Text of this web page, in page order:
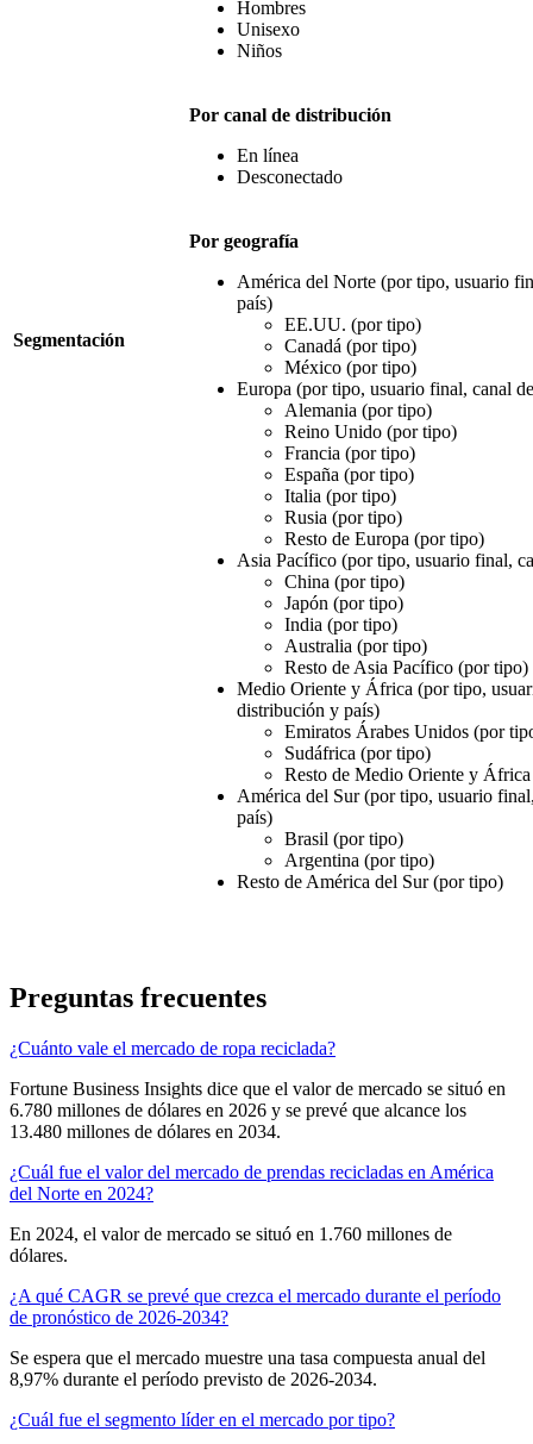
Segmentación
Hombres
Unisexo
Niños
Por canal de distribución
En línea
Desconectado
Por geografía
América del Norte (por tipo, usuario
país)
EE.UU. (por tipo)
Canadá (por tipo)
México (por tipo)
Europa (por tipo, usuario final, canal
Alemania (por tipo)
Reino Unido (por tipo)
Francia (por tipo)
España (por tipo)
Italia (por tipo)
Rusia (por tipo)
Resto de Europa (por tipo)
Asia Pacífico (por tipo, usuario final,
China (por tipo)
Japón (por tipo)
India (por tipo)
Australia (por tipo)
Resto de Asia Pacífico (por tipo)
Medio Oriente y África (por tipo,
distribución y país)
Emiratos Árabes Unidos (por
Sudáfrica (por tipo)
Resto de Medio Oriente y
América del Sur (por tipo, usuario
país)
Brasil (por tipo)
Argentina (por tipo)
Resto de América del Sur (por tipo)
Preguntas frecuentes
¿Cuánto vale el mercado de ropa reciclada?
Fortune Business Insights dice que el valor de mercado se situó en
6.780 millones de dólares en 2026 y se prevé que alcance los
13.480 millones de dólares en 2034.
¿Cuál fue el valor del mercado de prendas recicladas en América
del Norte en 2024?
En 2024, el valor de mercado se situó en 1.760 millones de
dólares.
¿A qué CAGR se prevé que crezca el mercado durante el período
de pronóstico de 2026-2034?
Se espera que el mercado muestre una tasa compuesta anual del
8,97% durante el período previsto de 2026-2034.
¿Cuál fue el segmento líder en el mercado por tipo?